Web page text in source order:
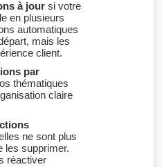
à jour si votre
en plusieurs
automatiques
mais les
client.
par
thématiques
claire
ne sont plus
les supprimer.
réactiver